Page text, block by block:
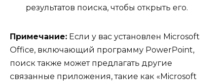
результатов поиска, чтобы открыть его.
Примечание: Если у вас установлен Microsoft
Office, включающий программу PowerPoint,
поиск также может предлагать другие
связанные приложения, такие как «Microsoft